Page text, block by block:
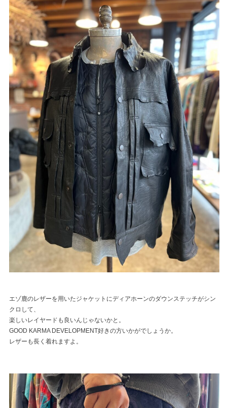
エゾ鹿のレザーを用いたジャケットにディアホーンのダウンステッチがシン
クロして、
楽しいレイヤードも良いんじゃないかと。
GOOD KARMA DEVELOPMENT好きの方いかがでしょうか。
レザーも長く着れますよ。